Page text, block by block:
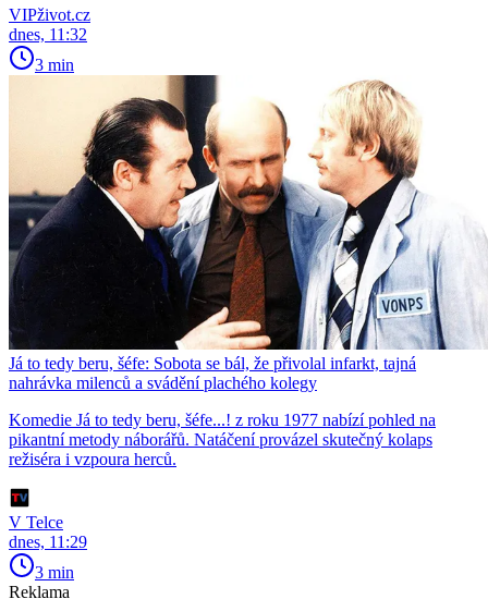
VIPživot.cz
dnes, 11:32
3 min
Já to tedy beru, šéfe: Sobota se bál, že přivolal infarkt, tajná
nahrávka milenců a svádění plachého kolegy
Komedie Já to tedy beru, šéfe...! z roku 1977 nabízí pohled na
pikantní metody náborářů. Natáčení provázel skutečný kolaps
režiséra i vzpoura herců.
V Telce
dnes, 11:29
3 min
Reklama